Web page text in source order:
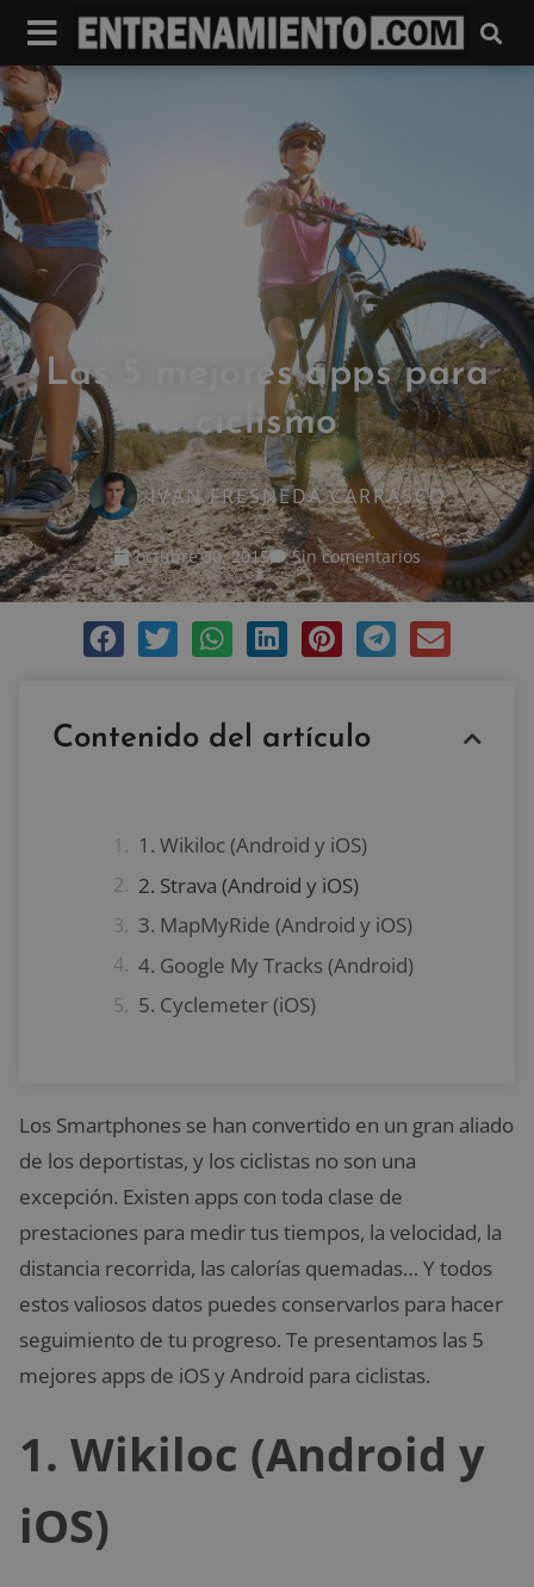
Las 5 mejores apps para
ciclismo
IVAN FRESNEDA CARRASCO
octubre 30, 2015 Sin comentarios
Contenido del artículo
1. Wikiloc (Android y iOS)
2. Strava (Android y iOS)
3. MapMyRide (Android y iOS)
4. Google My Tracks (Android)
5. Cyclemeter (iOS)
Los Smartphones se han convertido en un gran aliado
de los deportistas, y los ciclistas no son una
excepción. Existen apps con toda clase de
prestaciones para medir tus tiempos, la velocidad, la
distancia recorrida, las calorías quemadas… Y todos
estos valiosos datos puedes conservarlos para hacer
seguimiento de tu progreso. Te presentamos las 5
mejores apps de iOS y Android para ciclistas.
1. Wikiloc (Android y
iOS)